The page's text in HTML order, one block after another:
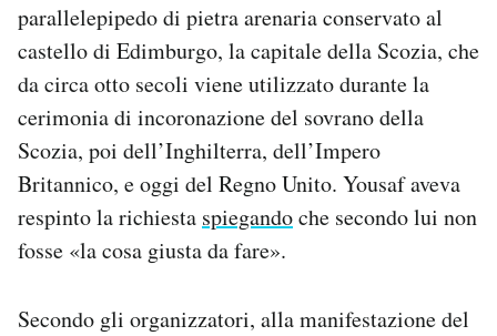
parallelepipedo di pietra arenaria conservato al
castello di Edimburgo, la capitale della Scozia, che
da circa otto secoli viene utilizzato durante la
cerimonia di incoronazione del sovrano della
Scozia, poi dell’Inghilterra, dell’Impero
Britannico, e oggi del Regno Unito. Yousaf aveva
respinto la richiesta spiegandoche secondo lui non
fosse «la cosa giusta da fare».
Secondo gli organizzatori, alla manifestazione del